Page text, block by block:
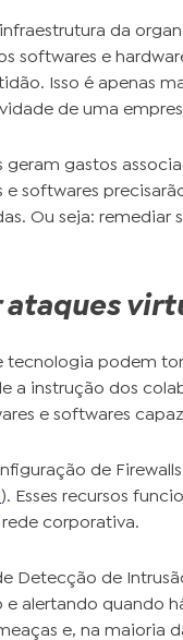
da
softwares e
Isso é apenas
de uma
geram gastos
softwares
Ou seja: remediar
tecnologia podem
a instrução dos
e softwares
de
). Esses recursos
corporativa.
Detecção de
alertando quando
e, na maioria